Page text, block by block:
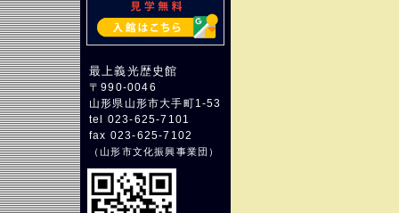
最上義光歴史館
〒990-0046
山形県山形市大手町1-53
tel 023-625-7101
fax 023-625-7102
（山形市文化振興事業団 ）